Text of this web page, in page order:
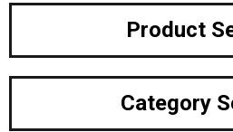
Product
Category